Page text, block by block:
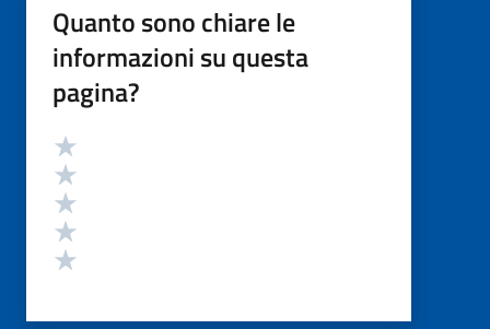
Quanto sono chiare le
informazioni su questa
pagina?
Valutazione